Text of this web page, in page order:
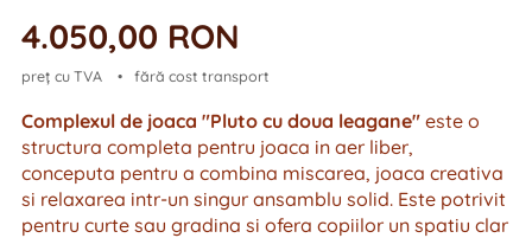
4.050,00 RON
preț cu TVA fără cost transport
Complexul de joaca "Pluto cu doua leagane" este o
structura completa pentru joaca in aer liber,
conceputa pentru a combina miscarea, joaca creativa
si relaxarea intr-un singur ansamblu solid. Este potrivit
pentru curte sau gradina si ofera copiilor un spatiu clar